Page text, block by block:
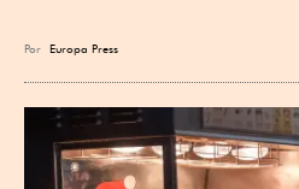
Por Europa Press